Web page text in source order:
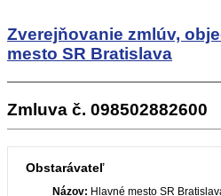
Zverejňovanie zmlúv,
mesto SR Bratislava
Zmluva č. 098502882600
Obstarávateľ
Názov: Hlavné mesto SR